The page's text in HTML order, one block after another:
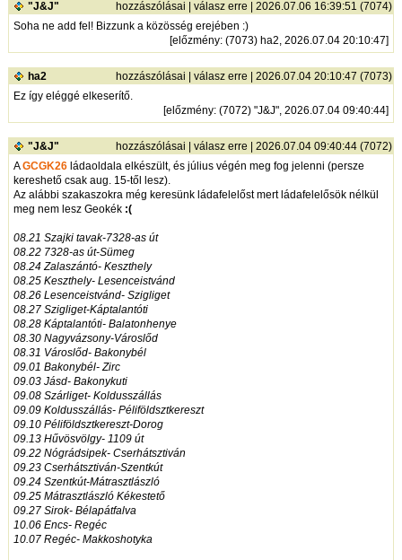
"J&J" hozzászólásai |válasz erre | 2026.07.06 16:39:51 (7074)
Soha ne add fel! Bizzunk a közösség erejében :)
[előzmény: (7073) ha2, 2026.07.04 20:10:47]
ha2 hozzászólásai |válasz erre | 2026.07.04 20:10:47 (7073)
Ez így eléggé elkeserítő.
[előzmény: (7072) "J&J", 2026.07.04 09:40:44]
"J&J" hozzászólásai |válasz erre | 2026.07.04 09:40:44 (7072)
AGCGK26 ládaoldala elkészült, és július végén meg fog jelenni (persze
kereshető csak aug. 15-től lesz).
Az alábbi szakaszokra még keresünk ládafelelőst mert ládafelelősök nélkül
meg nem lesz Geokék :(
08.21 Szajki tavak-7328-as út
08.22 7328-as út-Sümeg
08.24 Zalaszántó- Keszthely
08.25 Keszthely- Lesenceistvánd
08.26 Lesenceistvánd- Szigliget
08.27 Szigliget-Káptalantóti
08.28 Káptalantóti- Balatonhenye
08.30 Nagyvázsony-Városlőd
08.31 Városlőd- Bakonybél
09.01 Bakonybél- Zirc
09.03 Jásd- Bakonykuti
09.08 Szárliget- Koldusszállás
09.09 Koldusszállás- Péliföldsztkereszt
09.10 Péliföldsztkereszt-Dorog
09.13 Hűvösvölgy- 1109 út
09.22 Nógrádsipek- Cserhátsztiván
09.23 Cserhátsztiván-Szentkút
09.24 Szentkút-Mátrasztlászló
09.25 Mátrasztlászló Kékestető
09.27 Sirok- Bélapátfalva
10.06 Encs- Regéc
10.07 Regéc- Makkoshotyka